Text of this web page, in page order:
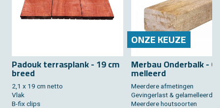
Pa­douk ter­ras­plank - 19 cm
breed
2,1 x 19 cm netto
Vlak
B-fix clips
ONZE KEUZE
Mer­bau On­der­balk -
mel­leerd
Meer­de­re af­me­tin­gen
Ge­vin­ger­last & ge­la­mel­leerd
Meer­de­re hout­soor­ten